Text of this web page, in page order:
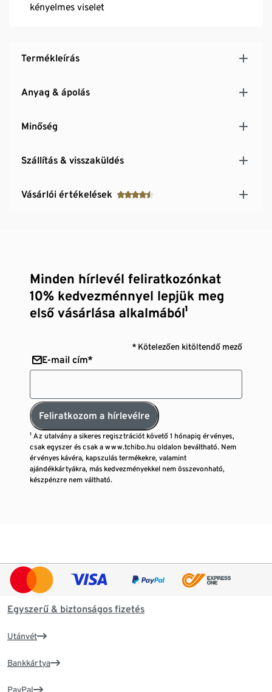
kényelmes viselet
Termékleírás
Anyag & ápolás
Minőség
Szállítás & visszaküldés
Vásárlói értékelések
Minden hírlevél feliratkozónkat
10% kedvezménnyel lepjük meg
első vásárlása alkalmából¹
* Kötelezően kitöltendő mező
E-mail cím*
Feliratkozom a hírlevélre
¹ Az utalvány a sikeres regisztrációt követő 1 hónapig érvényes,
csak egyszer és csak a www.tchibo.hu oldalon beváltható. Nem
érvényes kávéra, kapszulás termékekre, valamint
ajándékkártyákra, más kedvezményekkel nem összevonható,
készpénzre nem váltható.
Egyszerű & biztonságos fizetés
Utánvét
Bankkártya
PayPal